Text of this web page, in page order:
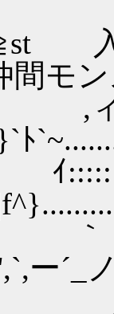
間モ
:
ー´_